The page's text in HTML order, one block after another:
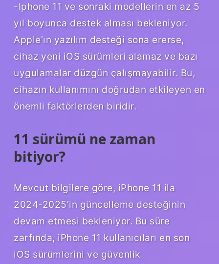
-Iphone 11 ve sonraki modellerin en az 5
yıl boyunca destek alması bekleniyor.
Apple’ın yazılım desteği sona ererse,
cihaz yeni iOS sürümleri alamaz ve bazı
uygulamalar düzgün çalışmayabilir. Bu,
cihazın kullanımını doğrudan etkileyen en
önemli faktörlerden biridir.
11 sürümü ne zaman
bitiyor?
Mevcut bilgilere göre, iPhone 11 ila
2024-2025’in güncelleme desteğinin
devam etmesi bekleniyor. Bu süre
zarfında, iPhone 11 kullanıcıları en son
iOS sürümlerini ve güvenlik